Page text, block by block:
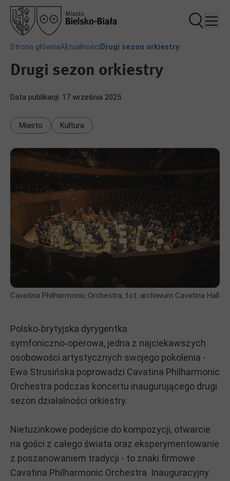
Przejdź
treści
Przejdź
nagłówka
Przejdź
stopki
Przejdź
ustawień
plików
Ścieżka
nawigacyjna
Strona głównaAktualnościDrugi sezon orkiestry
Drugi sezon orkiestry
Data publikacji: 17 września 2025
Miasto Kultura
Cavatina Philharmonic Orchestra, fot. archiwum Cavatina Hall
Polsko‑brytyjska dyrygentka
symfoniczno‑operowa, jedna z najciekawszych
osobowości artystycznych swojego pokolenia -
Ewa Strusińska poprowadzi Cavatina Philharmonic
Orchestra podczas koncertu inaugurującego drugi
sezon działalności orkiestry.
Nietuzinkowe podejście do kompozycji, otwarcie
na gości z całego świata oraz eksperymentowanie
z poszanowaniem tradycji - to znaki firmowe
Cavatina Philharmonic Orchestra. Inauguracyjny